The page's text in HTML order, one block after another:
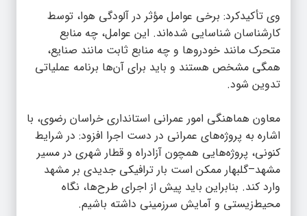
️وی تأکیدکرد: برخی عوامل مؤثر در آلودگی هوا، توسط
کارشناسان شناسایی شده‌اند. این عوامل، چه منابع
متحرک مانند خودروها و چه منابع ثابت مانند صنایع،
همگی مشخص هستند و باید برای آن‌ها برنامه عملیاتی
تدوین شود.
معاون هماهنگی امور عمرانی استانداری خراسان رضوی، با
اشاره به پروژه‌های عمرانی در دست اجرا افزود: در شرایط
کنونی، پروژه‌هایی همچون آزادراه و قطار شهری در مسیر
مشهد–گلبهار ممکن است بار ترافیکی جدیدی بر مشهد
وارد کند. بنابراین باید پیش از اجرای طرح‌ها، نگاه
محیط‌زیستی و آمایش سرزمینی داشته باشیم. ️